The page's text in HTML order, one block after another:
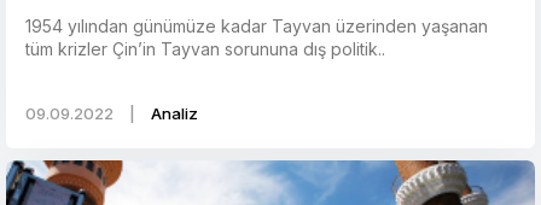
1954 yılından günümüze kadar Tayvan üzerinden yaşanan
tüm krizler Çin’in Tayvan sorununa dış politik..
09.09.2022 Analiz